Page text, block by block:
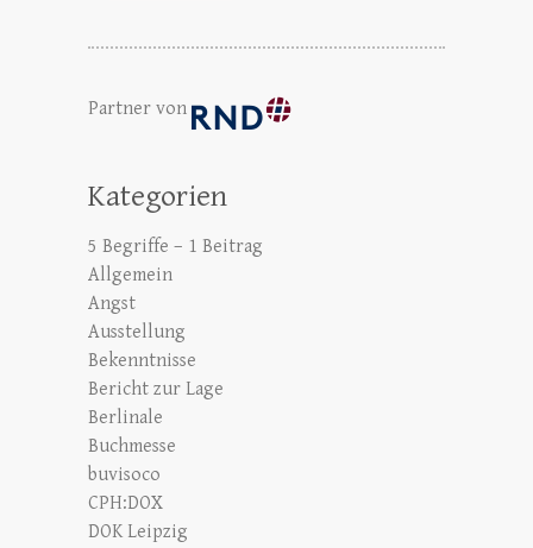
Partner von
Kategorien
5 Begriffe – 1 Beitrag
Allgemein
Angst
Ausstellung
Bekenntnisse
Bericht zur Lage
Berlinale
Buchmesse
buvisoco
CPH:DOX
DOK Leipzig